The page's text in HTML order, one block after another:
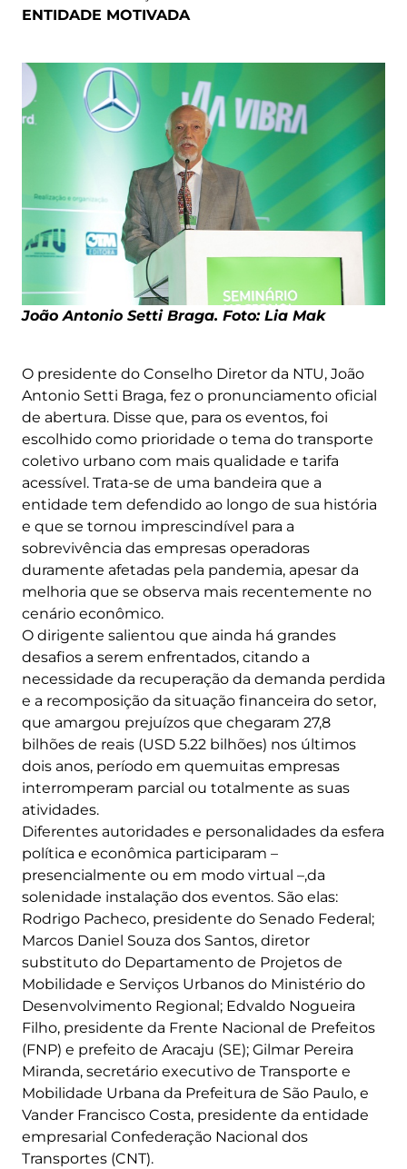
ENTIDADE MOTIVADA
João Antonio Setti Braga. Foto: Lia Mak
O presidente do Conselho Diretor da NTU, João
Antonio Setti Braga, fez o pronunciamento oficial
de abertura. Disse que, para os eventos, foi
escolhido como prioridade o tema do transporte
coletivo urbano com mais qualidade e tarifa
acessível. Trata-se de uma bandeira que a
entidade tem defendido ao longo de sua história
e que se tornou imprescindível para a
sobrevivência das empresas operadoras
duramente afetadas pela pandemia, apesar da
melhoria que se observa mais recentemente no
cenário econômico.
O dirigente salientou que ainda há grandes
desafios a serem enfrentados, citando a
necessidade da recuperação da demanda perdida
e a recomposição da situação financeira do setor,
que amargou prejuízos que chegaram 27,8
bilhões de reais (USD 5.22 bilhões) nos últimos
dois anos, período em quemuitas empresas
interromperam parcial ou totalmente as suas
atividades.
Diferentes autoridades e personalidades da esfera
política e econômica participaram –
presencialmente ou em modo virtual –,da
solenidade instalação dos eventos. São elas:
Rodrigo Pacheco, presidente do Senado Federal;
Marcos Daniel Souza dos Santos, diretor
substituto do Departamento de Projetos de
Mobilidade e Serviços Urbanos do Ministério do
Desenvolvimento Regional; Edvaldo Nogueira
Filho, presidente da Frente Nacional de Prefeitos
(FNP) e prefeito de Aracaju (SE); Gilmar Pereira
Miranda, secretário executivo de Transporte e
Mobilidade Urbana da Prefeitura de São Paulo, e
Vander Francisco Costa, presidente da entidade
empresarial Confederação Nacional dos
Transportes (CNT).